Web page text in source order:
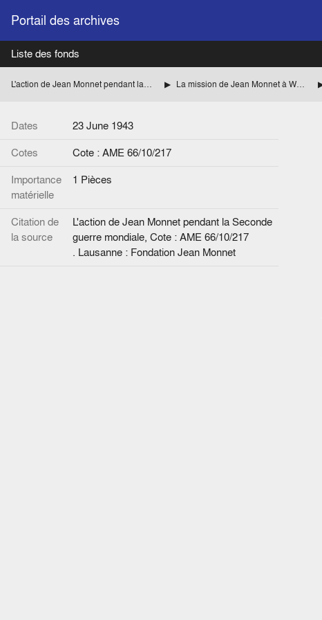
Portail des archives
Liste des fonds
L'action de Jean Monnet pendant la Seconde guerre mondiale La mission de Jean Monnet à Washington pour le compte des autorités françaises
Dates
23 June 1943
Cotes
Cote : AME 66/10/217
Importance
matérielle
1 Pièces
Citation de
la source
L'action de Jean Monnet pendant la Seconde
guerre mondiale, Cote : AME 66/10/217
. Lausanne : Fondation Jean Monnet